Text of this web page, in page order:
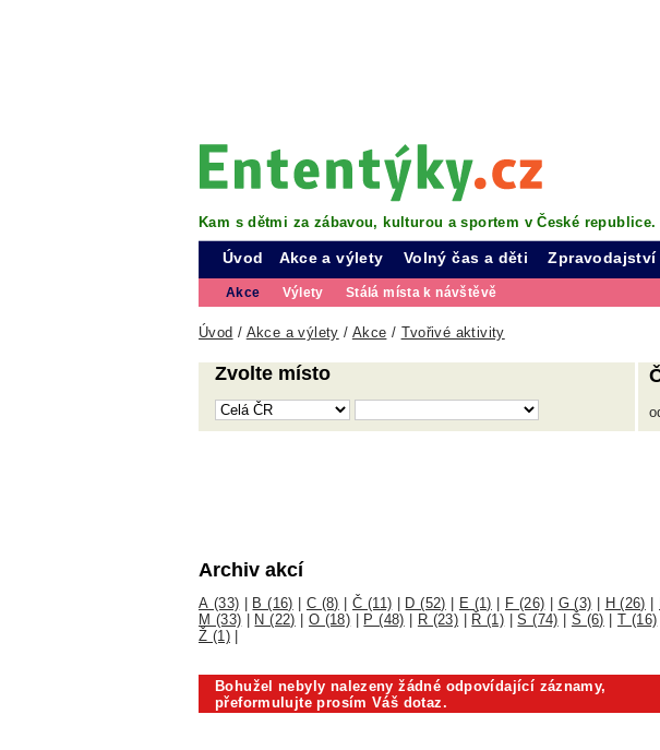
Kam s dětmi za zábavou, kulturou a sportem v České republice.
Úvod Akce a výlety
Akce Výlety Stálá místa k návštěvě
Volný čas a děti Zpravodajství
Úvod / Akce a výlety / Akce / Tvořivé aktivity
Zvolte místo
Archiv akcí
A (33) B (16) C (8) |Č (11) D (52) E (1) F (26) G (3) H (26)
M (33)
N (22) O (18) P (48) R (23) Ř (1) |S (74) Š (6) T (16)
Ž (1)|
Bohužel nebyly nalezeny žádné odpovídající záznamy,
přeformulujte prosím Váš dotaz.